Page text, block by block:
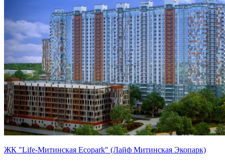
ЖК "Life-Митинская Ecopark" (Лайф Митинская Экопарк)